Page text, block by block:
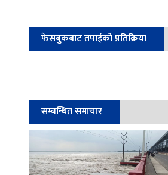
फेसबुकबाट तपाईको प्रतिक्रिया
सम्बन्धित समाचार